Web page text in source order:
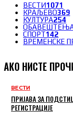
ВЕСТИ1071
КРАЉЕВО369
КУЛТУРА254
СПОРТ142
ВРЕМЕНСКЕ
АКО НИСТЕ
ВЕСТИ
ПРИЈАВА ЗА
РЕГИСТРАЦИЈЕ